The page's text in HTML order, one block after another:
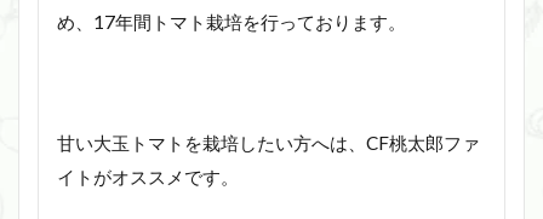
め、17年間トマト栽培を行っております。
甘い大玉トマトを栽培したい方へは、CF桃太郎ファ
イトがオススメです。